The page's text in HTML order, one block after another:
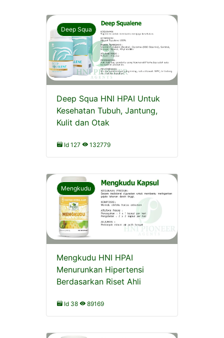
Deep Squa
Deep Squa HNI HPAI Untuk
Kesehatan Tubuh, Jantung,
Kulit dan Otak
Id 127 132779
Mengkudu
Mengkudu HNI HPAI
Menurunkan Hipertensi
Berdasarkan Riset Ahli
Id 38 89169